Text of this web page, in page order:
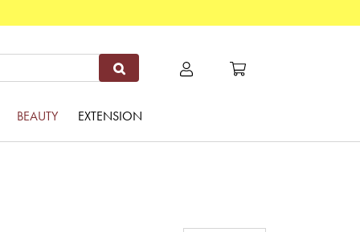
BEAUTY EXTENSION